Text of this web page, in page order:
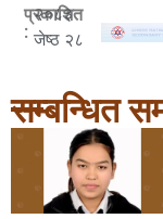
प्रकाशित
:
२०८३
जेष्ठ २८
सम्बन्धित